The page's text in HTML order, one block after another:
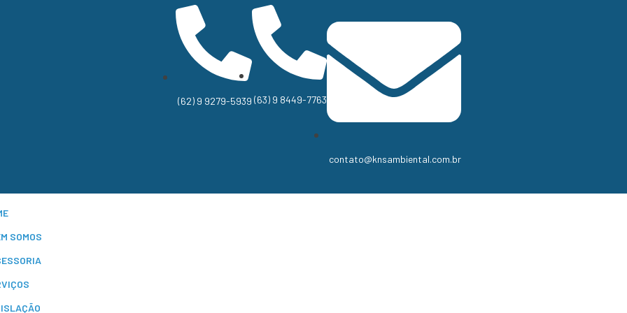
(62) 9 9279-5939 (63) 9 8449-7763
contato@knsambiental.com.br
SOMOS